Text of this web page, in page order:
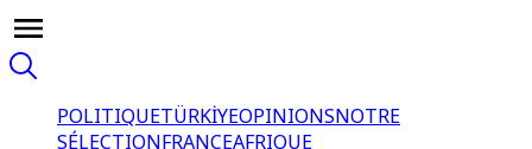
POLITIQUETÜRKİYEOPINIONSNOTRE
SÉLECTIONFRANCEAFRIQUE